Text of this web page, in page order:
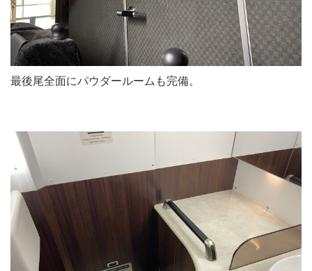
最後尾全面にパウダールームも完備。